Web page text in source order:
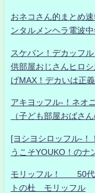
おネコさん的まとめ
ンタルメンヘラ電波
スケバン！デカッフ
供部屋おじさんヒロ
げMAX！デカいは正
アキヨッフル-！ネオ
（子ども部屋おばさ
[ヨシヨシロッフル-！
うこそYOUKO！のナ
モリッフル！ 50代
トの杜 モリッフル